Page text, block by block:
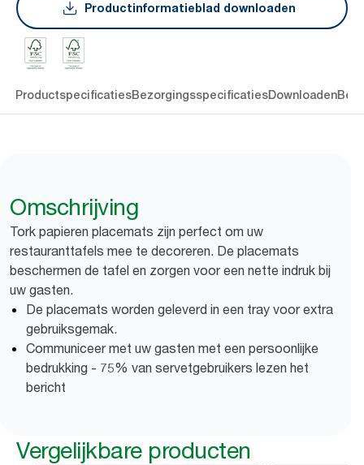
Productinformatieblad downloaden
ProductspecificatiesBezorgingsspecificatiesDownloaden
Omschrijving
Tork papieren placemats zijn perfect om uw
restauranttafels mee te decoreren. De placemats
beschermen de tafel en zorgen voor een nette indruk bij
uw gasten.
De placemats worden geleverd in een tray voor extra
gebruiksgemak.
Communiceer met uw gasten met een persoonlijke
bedrukking - 75% van servetgebruikers lezen het
bericht
Vergelijkbare producten